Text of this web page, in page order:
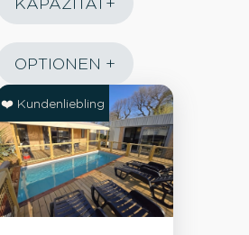
OPTIONEN
❤️ Kundenliebling